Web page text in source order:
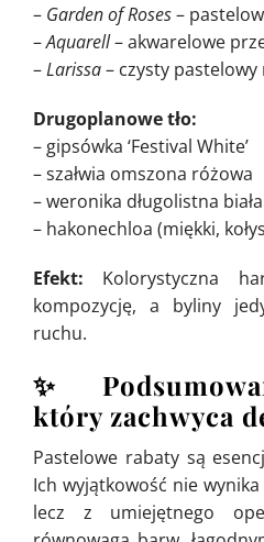
– Garden of Roses–
–Aquarell– akwarelowe
–Larissa– czysty pastelowy
Drugoplanowe tło:
– gipsówka ‘Festival White’
– szałwia omszona różowa
– weronika długolistna biała
– hakonechloa (miękki,
Efekt: Kolorystyczna
kompozycję, a byliny
ruchu.
✨
który zachwyca
Pastelowe rabaty są
Ich wyjątkowość nie
lecz z umiejętnego